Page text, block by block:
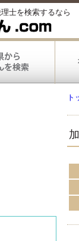
士を検索するなら
ト